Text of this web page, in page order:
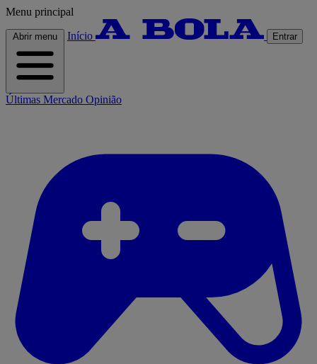
Menu principal
Abrir menu Início Entrar
Últimas Mercado Opinião